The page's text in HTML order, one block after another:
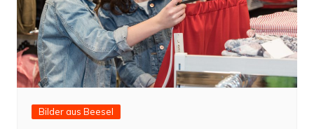
Bilder aus Beesel